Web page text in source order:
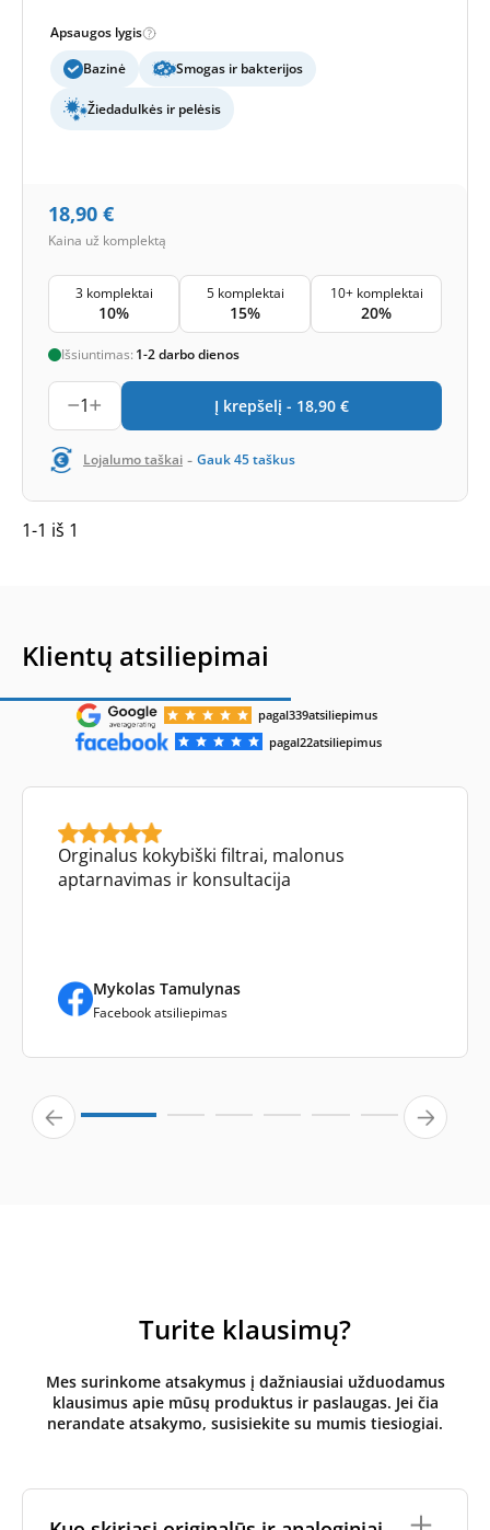
Apsaugos lygis
Bazinė
Smogas ir bakterijos
Žiedadulkės ir pelėsis
18,90 €
Kaina už komplektą
3 komplektai
10%
5 komplektai
15%
10+ komplektai
20%
Išsiuntimas: 1-2 darbo dienos
1 Į krepšelį - 18,90 €
Lojalumo taškai - Gauk45taškus
1-1 iš 1
Klientų atsiliepimai
pagal339atsiliepimus
pagal22atsiliepimus
Orginalus kokybiški filtrai, malonus
aptarnavimas ir konsultacija
Mykolas Tamulynas
Facebook atsiliepimas
Turite klausimų?
Mes surinkome atsakymus į dažniausiai užduodamus
klausimus apie mūsų produktus ir paslaugas. Jei čia
nerandate atsakymo, susisiekite su mumis tiesiogiai.